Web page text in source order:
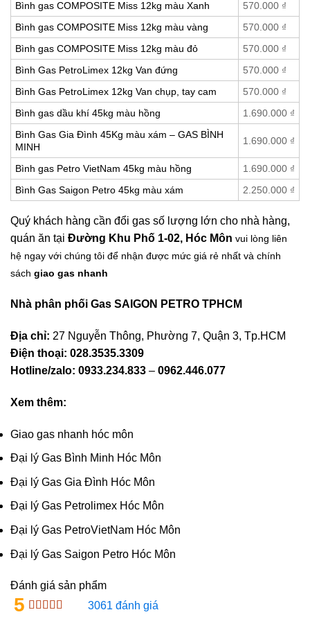
Bình gas COMPOSITE Miss 12kg màu Xanh 570.000 ₫
Bình gas COMPOSITE Miss 12kg màu vàng
570.000 ₫
Bình gas COMPOSITE Miss 12kg màu đỏ
570.000 ₫
Bình Gas PetroLimex 12kg Van đứng
570.000 ₫
Bình Gas PetroLimex 12kg Van chụp, tay cam
570.000 ₫
Bình gas dầu khí 45kg màu hồng
1.690.000 ₫
Bình Gas Gia Đình 45Kg màu xám – GAS BÌNH
MINH
1.690.000 ₫
Bình gas Petro VietNam 45kg màu hồng 1.690.000 ₫
Bình Gas Saigon Petro 45kg màu xám
2.250.000 ₫
Quý khách hàng cần đổi gas số lượng lớn cho nhà hàng,
quán ăn tại Đường Khu Phố 1-02, Hóc Môn vui lòng liên
hệ ngay với chúng tôi để nhận được mức giá rẻ nhất và chính
sách giao gas nhanh
Nhà phân phối Gas SAIGON PETRO TPHCM
Địa chỉ: 27 Nguyễn Thông, Phường 7, Quận 3, Tp.HCM
Điện thoại: 028.3535.3309
Hotline/zalo: 0933.234.833 – 0962.446.077
Xem thêm:
Giao gas nhanh hóc môn
Đại lý Gas Bình Minh Hóc Môn
Đại lý Gas Gia Đình Hóc Môn
Đại lý Gas Petrolimex Hóc Môn
Đại lý Gas PetroVietNam Hóc Môn
Đại lý Gas Saigon Petro Hóc Môn
Đánh giá sản phẩm
5 3061 đánh giá